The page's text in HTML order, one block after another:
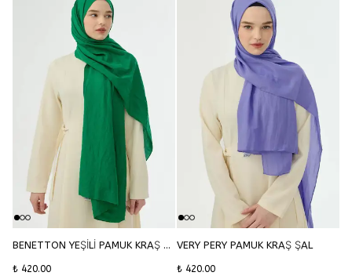
BENETTON YEŞİLİ PAMUK KRAŞ ŞAL
₺ 420.00
VERY PERY PAMUK KRAŞ ŞAL
₺ 420.00